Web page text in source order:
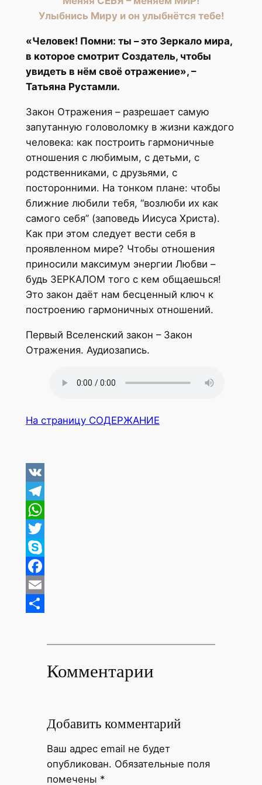
Улыбнись Миру и он улыбнётся тебе!
«Человек! Помни: ты – это Зеркало мира,
в которое смотрит Создатель, чтобы
увидеть в нём своё отражение», –
Татьяна Рустамли.
Закон Отражения – разрешает самую
запутанную головоломку в жизни каждого
человека: как построить гармоничные
отношения с любимым, с детьми, с
родственниками, с друзьями, с
посторонними. На тонком плане: чтобы
ближние любили тебя, “возлюби их как
самого себя” (заповедь Иисуса Христа).
Как при этом следует вести себя в
проявленном мире? Чтобы отношения
приносили максимум энергии Любви –
будь ЗЕРКАЛОМ того с кем общаешься!
Это закон даёт нам бесценный ключ к
построению гармоничных отношений.
Первый Вселенский закон – Закон
Отражения. Аудиозапись.
На страницу СОДЕРЖАНИЕ
VK
Telegram
WhatsApp
Twitter
Skype
Facebook
Email
Комментарии
Добавить комментарий
Ваш адрес email не будет
опубликован. Обязательные поля
помечены *